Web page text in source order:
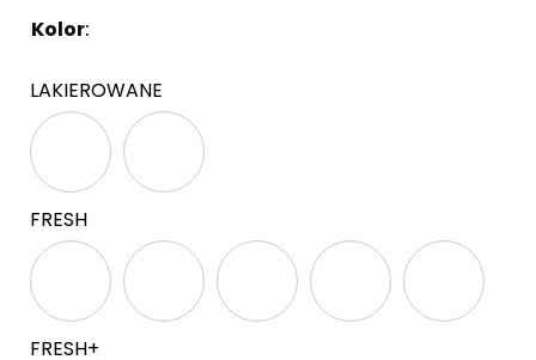
Kolor:
LAKIEROWANE
FRESH
FRESH+